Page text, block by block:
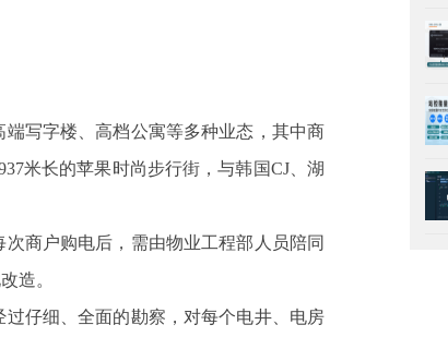
写字楼、高档公寓等多种业态，其中商
米长的苹果时尚步行街，与韩国CJ、湖
商户购电后，需由物业工程部人员陪同
造。
仔细、全面的勘察，对每个电井、电房